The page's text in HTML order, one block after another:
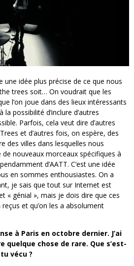
une idée plus précise de ce que nous
trees soit… On voudrait que les
l’on joue dans des lieux intéressants
possibilité d’inclure d’autres
Parfois, cela veut dire d’autres
et d’autres fois, on espère, des
des villes dans lesquelles nous
nouveaux morceaux spécifiques à
d’AATT. C’est une idée
en sommes enthousiastes. On a
je sais que tout sur Internet est
« génial », mais je dois dire que ces
et qu’on les a absolument
à Paris en octobre dernier. J’ai
quelque chose de rare. Que s’est-
vécu ?